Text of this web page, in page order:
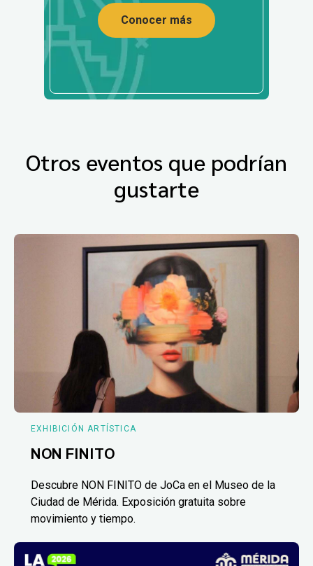
Conocer más
Otros eventos que podrían
gustarte
EXHIBICIÓN ARTÍSTICA
NON FINITO
Descubre NON FINITO de JoCa en el Museo de la
Ciudad de Mérida. Exposición gratuita sobre
movimiento y tiempo.